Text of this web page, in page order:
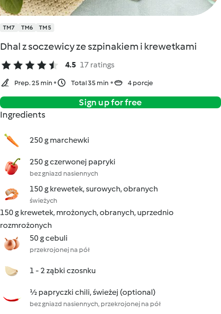
TM7 TM6 TM5
Dhal z soczewicy ze szpinakiem i krewetkami
4.5 17 ratings
Prep. 25 min Total 35 min 4 porcje
Sign up for free
Ingredients
250 g marchewki
250 g czerwonej papryki
bez gniazd nasiennych
150 g krewetek, surowych, obranych
świeżych
150 g krewetek, mrożonych, obranych, uprzednio
rozmrożonych
50 g cebuli
przekrojonej na pół
1 - 2 ząbki czosnku
½ papryczki chili, świeżej (optional)
bez gniazd nasiennych, przekrojonej na pół